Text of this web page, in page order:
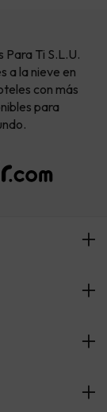
Ti S.L.U.
a la nieve en
con más
para